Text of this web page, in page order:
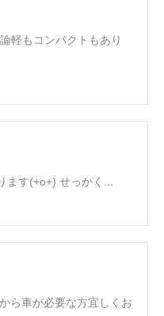
軽もコンパクトもあり
す(+o+) せっかく...
ら車が必要な方宜しくお